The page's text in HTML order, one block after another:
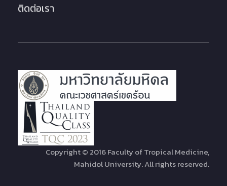
ติดต่อเรา
Copyright © 2016 Faculty of Tropical Medicine,
Mahidol University. All rights reserved.